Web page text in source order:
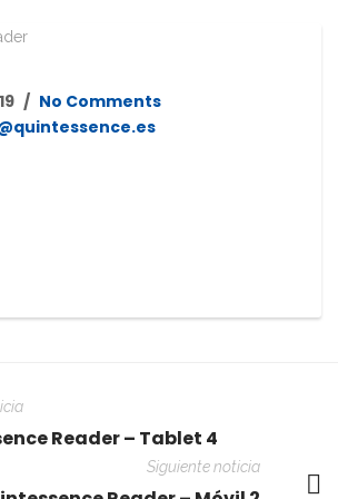
No Comments
Reader – Tablet 4
Siguiente noticia